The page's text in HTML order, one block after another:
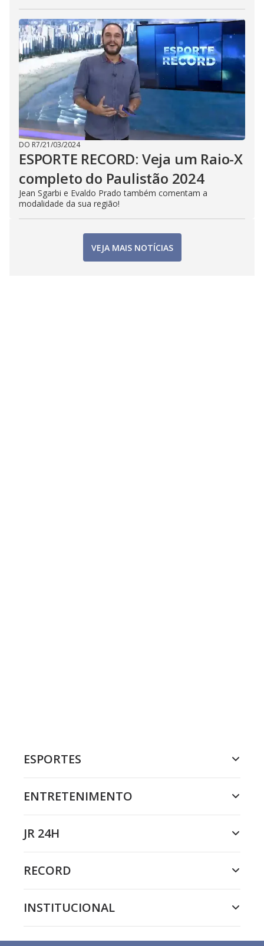
DO R7/21/03/2024
ESPORTE RECORD: Veja um Raio-X
completo do Paulistão 2024
Jean Sgarbi e Evaldo Prado também comentam a
modalidade da sua região!
VEJA MAIS NOTÍCIAS
ESPORTES
ENTRETENIMENTO
JR 24H
RECORD
INSTITUCIONAL